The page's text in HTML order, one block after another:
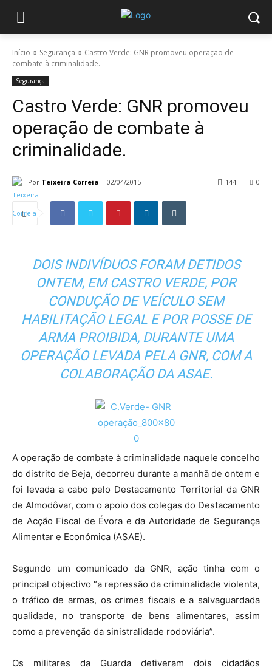
Início Segurança
Castro Verde: GNR promoveu operação de
combate à criminalidade.
Segurança
Castro Verde: GNR promoveu
operação de combate à
criminalidade.
Por Teixeira Correia 02/04/2015 0
144
DOIS INDIVÍDUOS FORAM DETIDOS
ONTEM, EM CASTRO VERDE, POR
CONDUÇÃO DE VEÍCULO SEM
HABILITAÇÃO LEGAL E POR POSSE DE
ARMA PROIBIDA, DURANTE UMA
OPERAÇÃO LEVADA PELA GNR, COM A
COLABORAÇÃO DA ASAE.
A operação de combate à criminalidade naquele concelho
do distrito de Beja, decorreu durante a manhã de ontem e
foi levada a cabo pelo Destacamento Territorial da GNR
de Almodôvar, com o apoio dos colegas do Destacamento
de Acção Fiscal de Évora e da Autoridade de Segurança
Alimentar e Económica (ASAE).
Segundo um comunicado da GNR, ação tinha com o
principal objectivo “a repressão da criminalidade violenta,
o tráfico de armas, os crimes fiscais e a salvaguardada
qualidade, no transporte de bens alimentares, assim
como a prevenção da sinistralidade rodoviária”.
Os militares da Guarda detiveram dois cidadãos